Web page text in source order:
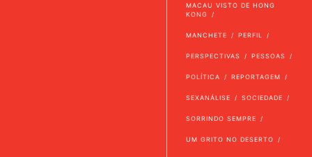
MACAU VISTO DE HONG
KONG
MANCHETE PERFIL
PERSPECTIVAS PESSOAS
POLÍTICA REPORTAGEM
SEXANÁLISE SOCIEDADE
SORRINDO SEMPRE
UM GRITO NO DESERTO